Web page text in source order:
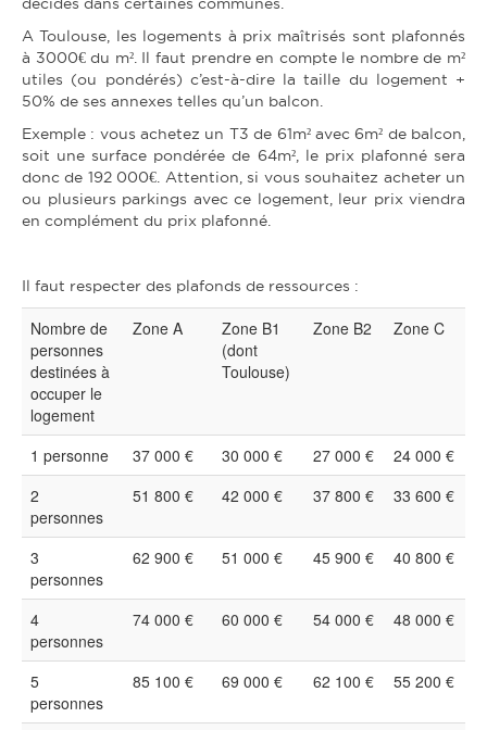
décidés dans certaines communes.
A Toulouse, les logements à prix maîtrisés sont plafonnés
à 3000€ du m². Il faut prendre en compte le nombre de m²
utiles (ou pondérés) c’est-à-dire la taille du logement +
50% de ses annexes telles qu’un balcon.
Exemple : vous achetez un T3 de 61m² avec 6m² de balcon,
soit une surface pondérée de 64m², le prix plafonné sera
donc de 192 000€. Attention, si vous souhaitez acheter un
ou plusieurs parkings avec ce logement, leur prix viendra
en complément du prix plafonné.
Il faut respecter des plafonds de ressources :
Nombre de
personnes
destinées à
occuper le
logement
Zone A
Zone B1
(dont
Toulouse)
Zone B2 Zone C
1 personne 37 000 € 30 000 € 27 000 €
24 000 €
2
personnes
51 800 € 42 000 € 37 800 € 33 600 €
3
personnes
62 900 € 51 000 € 45 900 € 40 800 €
4
personnes
74 000 € 60 000 € 54 000 € 48 000 €
5
personnes
85 100 € 69 000 € 62 100 € 55 200 €